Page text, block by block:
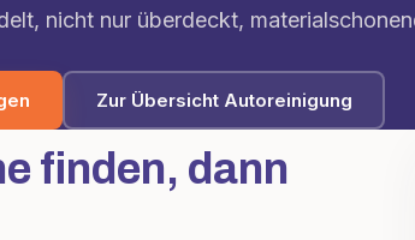
nicht nur überdeckt,
Zur Übersicht Autoreinigung
finden, dann